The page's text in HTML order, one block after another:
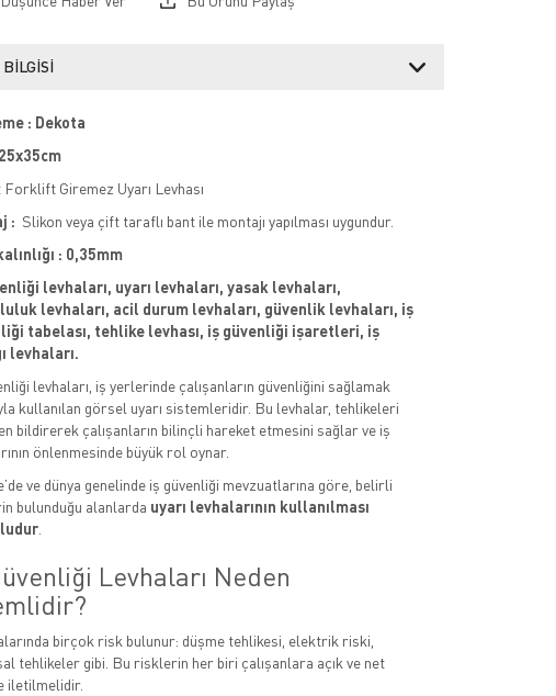
: Dekota
Forklift Giremez Uyarı Levhası
: Slikon veya çift taraflı bant ile montajı yapılması uygundur.
: 0,35mm
levhaları, uyarı levhaları, yasak levhaları,
levhaları, acil durum levhaları, güvenlik levhaları, iş
tabelası, tehlike levhası, iş güvenliği işaretleri, iş
levhaları.
levhaları, iş yerlerinde çalışanların güvenliğini sağlamak
kullanılan görsel uyarı sistemleridir. Bu levhalar, tehlikeleri
bildirerek çalışanların bilinçli hareket etmesini sağlar ve iş
önlenmesinde büyük rol oynar.
ve dünya genelinde iş güvenliği mevzuatlarına göre, belirli
bulunduğu alanlarda uyarı levhalarının kullanılması
.
Levhaları Neden
birçok risk bulunur: düşme tehlikesi, elektrik riski,
tehlikeler gibi. Bu risklerin her biri çalışanlara açık ve net
iletilmelidir.